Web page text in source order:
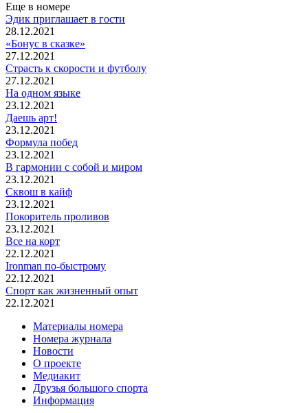
Еще в номере
Эдик приглашает в гости
28.12.2021
«Бонус в сказке»
27.12.2021
Страсть к скорости и футболу
27.12.2021
На одном языке
23.12.2021
Даешь арт!
23.12.2021
Формула побед
23.12.2021
В гармонии с собой и миром
23.12.2021
Сквош в кайф
23.12.2021
Покоритель проливов
23.12.2021
Все на корт
22.12.2021
Ironman по-быстрому
22.12.2021
Спорт как жизненный опыт
22.12.2021
Материалы номера
Номера журнала
Новости
О проекте
Медиакит
Друзья большого спорта
Информация